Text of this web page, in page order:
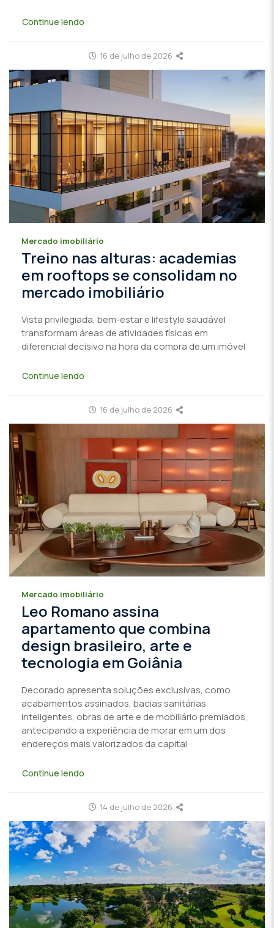
Continue lendo
16 de julho de 2026
Mercado imobiliário
Treino nas alturas: academias
em rooftops se consolidam no
mercado imobiliário
Vista privilegiada, bem-estar e lifestyle saudável
transformam áreas de atividades físicas em
diferencial decisivo na hora da compra de um imóvel
Continue lendo
16 de julho de 2026
Mercado imobiliário
Leo Romano assina
apartamento que combina
design brasileiro, arte e
tecnologia em Goiânia
Decorado apresenta soluções exclusivas, como
acabamentos assinados, bacias sanitárias
inteligentes, obras de arte e de mobiliário premiados,
antecipando a experiência de morar em um dos
endereços mais valorizados da capital
Continue lendo
14 de julho de 2026